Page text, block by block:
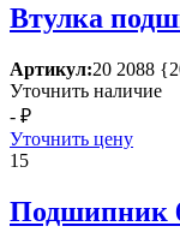
Втулка
Артикул:20 2088
Уточнить наличие
- ₽
Уточнить цену
15
Подшипник